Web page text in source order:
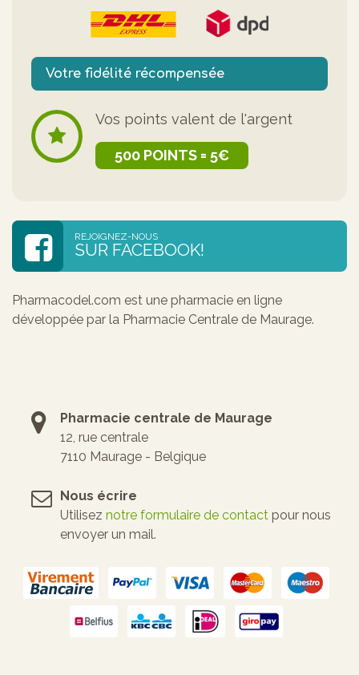
Votre fidélité récompensée
Vos points valent de l'argent
500 POINTS = 5€
REJOIGNEZ-NOUS
SUR FACEBOOK!
Pharmacodel.com est une pharmacie en ligne
développée par la Pharmacie Centrale de Maurage.
Pharmacie centrale de Maurage
12, rue centrale
7110 Maurage - Belgique
Nous écrire
Utilisez notre formulaire de contact pour nous
envoyer un mail.